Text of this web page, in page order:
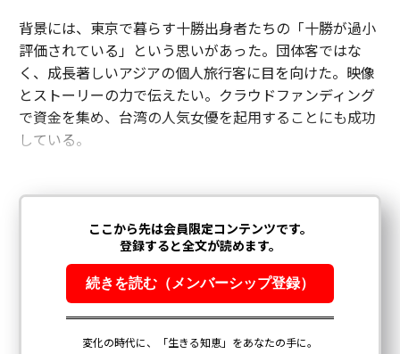
背景には、東京で暮らす十勝出身者たちの「十勝が過小
評価されている」という思いがあった。団体客ではな
く、成長著しいアジアの個人旅行客に目を向けた。映像
とストーリーの力で伝えたい。クラウドファンディング
で資金を集め、台湾の人気女優を起用することにも成功
している。